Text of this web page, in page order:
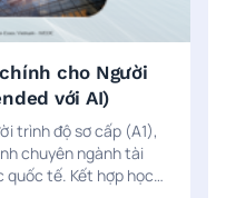
cho Người
với AI)
trình độ sơ cấp (A1),
chuyên ngành tài
tế. Kết hợp học